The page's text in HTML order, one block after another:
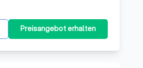
Preisangebot erhalten